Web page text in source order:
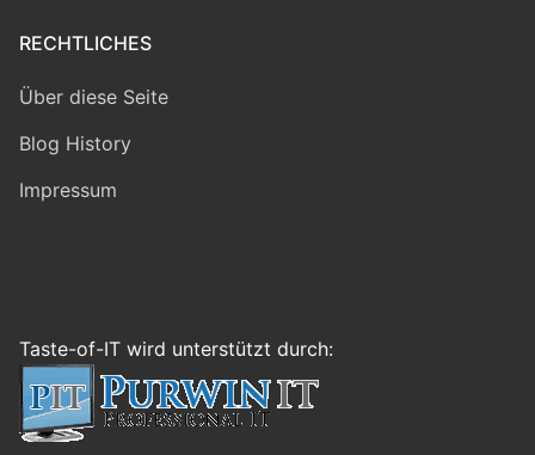
RECHTLICHES
Über diese Seite
Blog History
Impressum
Taste-of-IT wird unterstützt durch: